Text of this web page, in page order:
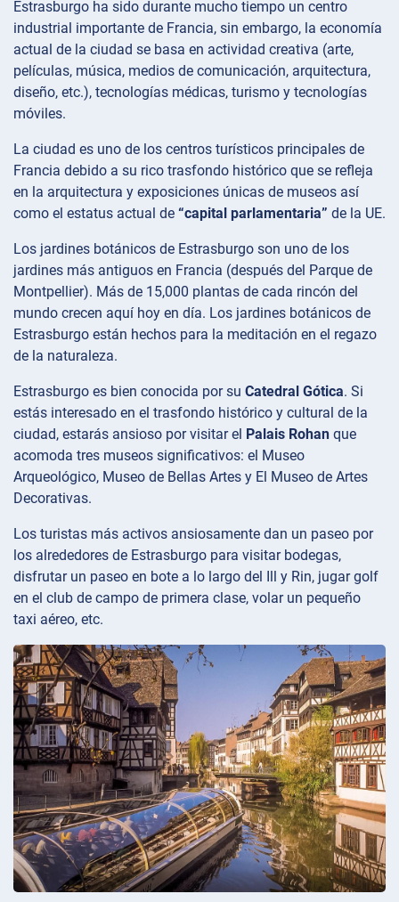
Estrasburgo ha sido durante mucho tiempo un centro
industrial importante de Francia, sin embargo, la economía
actual de la ciudad se basa en actividad creativa (arte,
películas, música, medios de comunicación, arquitectura,
diseño, etc.), tecnologías médicas, turismo y tecnologías
móviles.
La ciudad es uno de los centros turísticos principales de
Francia debido a su rico trasfondo histórico que se refleja
en la arquitectura y exposiciones únicas de museos así
como el estatus actual de “capital parlamentaria” de la UE.
Los jardines botánicos de Estrasburgo son uno de los
jardines más antiguos en Francia (después del Parque de
Montpellier). Más de 15,000 plantas de cada rincón del
mundo crecen aquí hoy en día. Los jardines botánicos de
Estrasburgo están hechos para la meditación en el regazo
de la naturaleza.
Estrasburgo es bien conocida por su Catedral Gótica. Si
estás interesado en el trasfondo histórico y cultural de la
ciudad, estarás ansioso por visitar el Palais Rohan que
acomoda tres museos significativos: el Museo
Arqueológico, Museo de Bellas Artes y El Museo de Artes
Decorativas.
Los turistas más activos ansiosamente dan un paseo por
los alrededores de Estrasburgo para visitar bodegas,
disfrutar un paseo en bote a lo largo del Ill y Rin, jugar golf
en el club de campo de primera clase, volar un pequeño
taxi aéreo, etc.